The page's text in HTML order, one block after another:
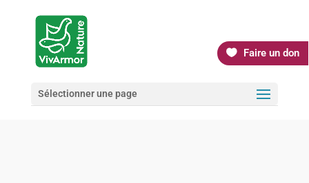
Faire un don
Sélectionner une page